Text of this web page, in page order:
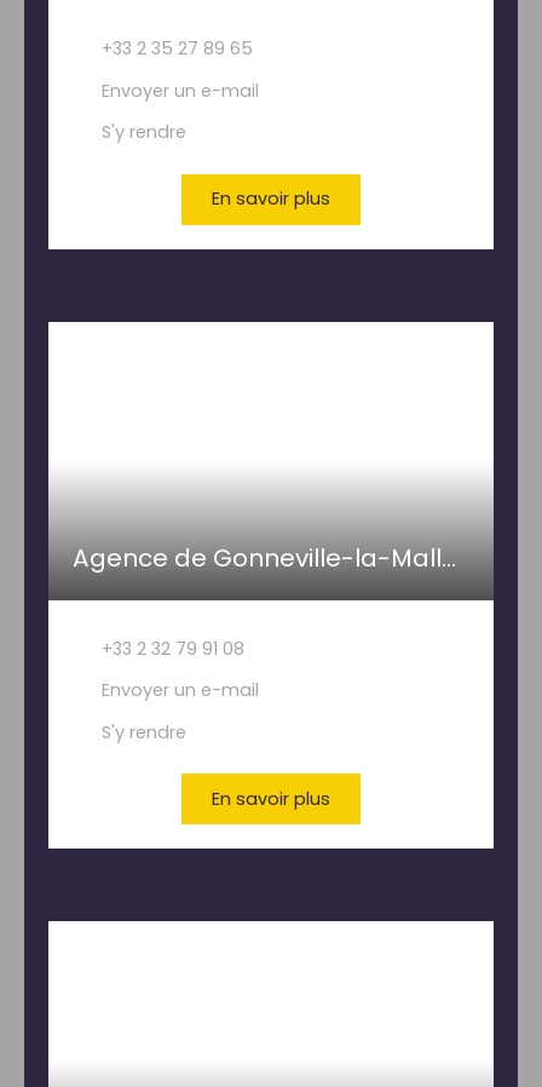
+33 2 35 27 89 65
Envoyer un e-mail
S'y rendre
En savoir plus
Agence de Gonneville-la-Mallet- PAILLETTE IMMOBILIER
+33 2 32 79 91 08
Envoyer un e-mail
S'y rendre
En savoir plus